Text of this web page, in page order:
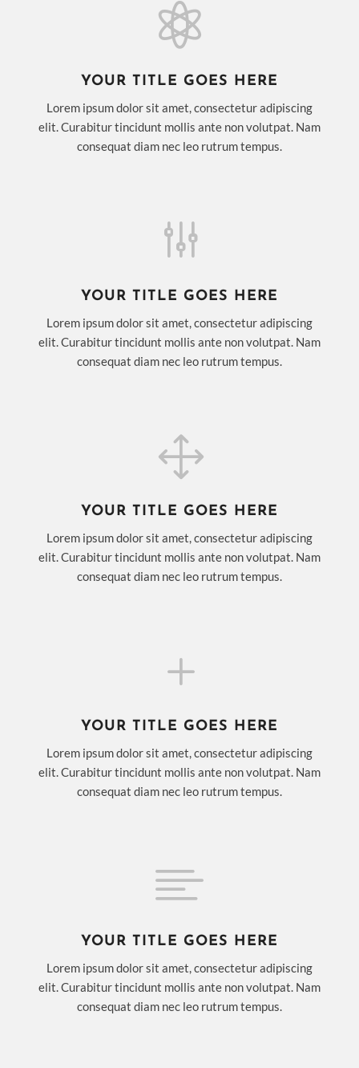

YOUR TITLE GOES HERE
Lorem ipsum dolor sit amet, consectetur adipiscing
elit. Curabitur tincidunt mollis ante non volutpat. Nam
consequat diam nec leo rutrum tempus.
g
YOUR TITLE GOES HERE
Lorem ipsum dolor sit amet, consectetur adipiscing
elit. Curabitur tincidunt mollis ante non volutpat. Nam
consequat diam nec leo rutrum tempus.
1
YOUR TITLE GOES HERE
Lorem ipsum dolor sit amet, consectetur adipiscing
elit. Curabitur tincidunt mollis ante non volutpat. Nam
consequat diam nec leo rutrum tempus.
L
YOUR TITLE GOES HERE
Lorem ipsum dolor sit amet, consectetur adipiscing
elit. Curabitur tincidunt mollis ante non volutpat. Nam
consequat diam nec leo rutrum tempus.

YOUR TITLE GOES HERE
Lorem ipsum dolor sit amet, consectetur adipiscing
elit. Curabitur tincidunt mollis ante non volutpat. Nam
consequat diam nec leo rutrum tempus.